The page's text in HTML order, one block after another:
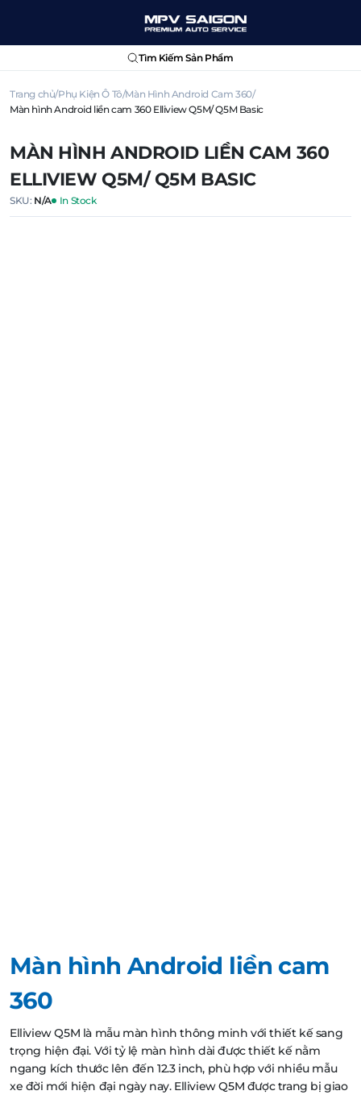
Tìm Kiếm Sản Phẩm
Trang chủ Phụ Kiện Ô Tô Màn Hình Android Cam 360
Màn hình Android liền cam 360 Elliview Q5M/ Q5M Basic
MÀN HÌNH ANDROID LIỀN CAM 360
ELLIVIEW Q5M/ Q5M BASIC
SKU: N/A In Stock
Màn hình Android liền cam
360
Elliview Q5M là mẫu màn hình thông minh với thiết kế sang
trọng hiện đại. Với tỷ lệ màn hình dài được thiết kế nằm
ngang kích thước lên đến 12.3 inch, phù hợp với nhiều mẫu
xe đời mới hiện đại ngày nay. Elliview Q5M được trang bị giao